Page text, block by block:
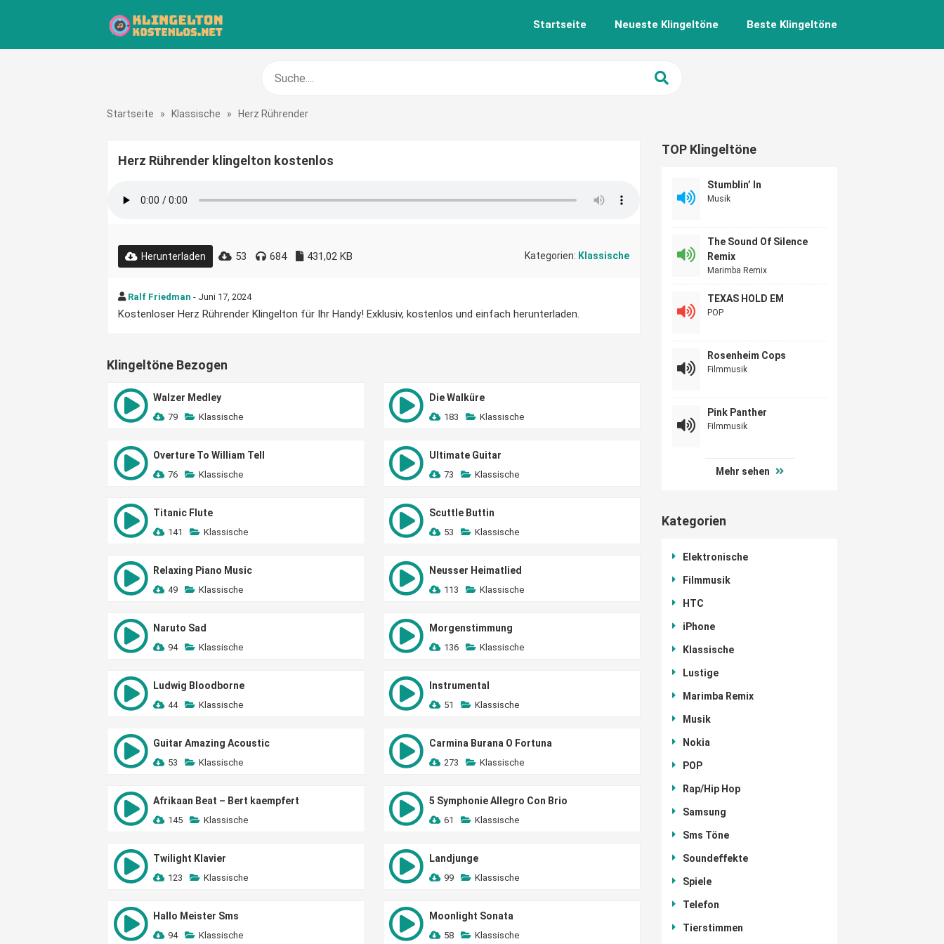
Startseite Neueste Klingeltöne Beste Klingeltöne
Startseite » Klassische » Herz Rührender
Herz Rührender klingelton kostenlos
Herunterladen 53 684 431,02 KB Kategorien: Klassische
Ralf Friedman - Juni 17, 2024
Kostenloser Herz Rührender Klingelton für Ihr Handy! Exklusiv, kostenlos und einfach herunterladen.
Klingeltöne Bezogen
Walzer Medley
79 Klassische
Die Walküre
183 Klassische
Overture To William Tell
76 Klassische
Ultimate Guitar
73 Klassische
Titanic Flute
141 Klassische
Scuttle Buttin
53 Klassische
Relaxing Piano Music
49 Klassische
Neusser Heimatlied
113 Klassische
Naruto Sad
94 Klassische
Morgenstimmung
136 Klassische
Ludwig Bloodborne
44 Klassische
Instrumental
51 Klassische
Guitar Amazing Acoustic
53 Klassische
Carmina Burana O Fortuna
273 Klassische
Afrikaan Beat – Bert kaempfert
145 Klassische
5 Symphonie Allegro Con Brio
61 Klassische
Twilight Klavier
123 Klassische
Landjunge
99 Klassische
Hallo Meister Sms
94 Klassische
Moonlight Sonata
58 Klassische
TOP Klingeltöne
Stumblin’ In
Musik
The Sound Of Silence
Remix
Marimba Remix
TEXAS HOLD EM
POP
Rosenheim Cops
Filmmusik
Pink Panther
Filmmusik
Mehr sehen
Kategorien
Elektronische
Filmmusik
HTC
iPhone
Klassische
Lustige
Marimba Remix
Musik
Nokia
POP
Rap/Hip Hop
Samsung
Sms Töne
Soundeffekte
Spiele
Telefon
Tierstimmen